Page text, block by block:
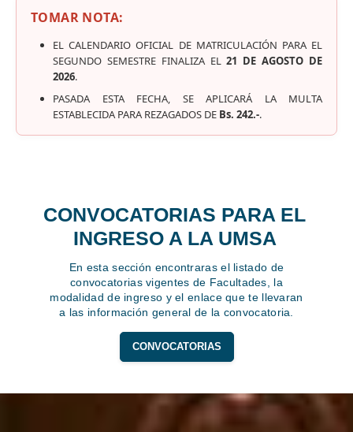
TOMAR NOTA:
EL CALENDARIO OFICIAL DE MATRICULACIÓN PARA EL
SEGUNDO SEMESTRE FINALIZA EL21 DE AGOSTO DE
2026.
PASADA ESTA FECHA, SE APLICARÁ LA MULTA
ESTABLECIDA PARA REZAGADOS DE Bs. 242.-.
CONVOCATORIAS PARA EL
INGRESO A LA UMSA
En esta sección encontraras el listado de
convocatorias vigentes de Facultades, la
modalidad de ingreso y el enlace que te llevaran
a las información general de la convocatoria.
CONVOCATORIAS